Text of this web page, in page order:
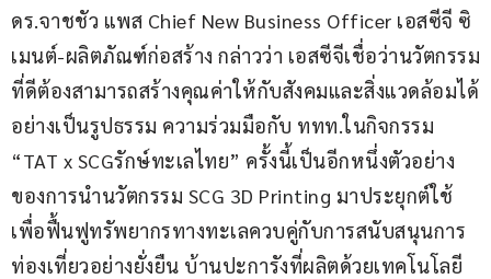
ดร.จาชชัว แพส Chief New Business Officer เอสซีจี ซิ
เมนต์-ผลิตภัณฑ์ก่อสร้าง กล่าวว่า เอสซีจีเชื่อว่านวัตกรรม
ที่ดีต้องสามารถสร้างคุณค่าให้กับสังคมและสิ่งแวดล้อมได้
อย่างเป็นรูปธรรม ความร่วมมือกับ ททท.ในกิจกรรม
“TAT x SCGรักษ์ทะเลไทย” ครั้งนี้เป็นอีกหนึ่งตัวอย่าง
ของการนำนวัตกรรม SCG 3D Printing มาประยุกต์ใช้
เพื่อฟื้นฟูทรัพยากรทางทะเลควบคู่กับการสนับสนุนการ
ท่องเที่ยวอย่างยั่งยืน บ้านปะการังที่ผลิตด้วยเทคโนโลยี